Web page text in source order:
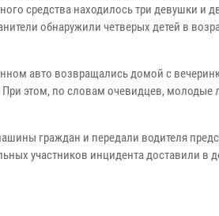
средства находилось три девушки и
обнаружили четверых детей в
авто возвращались домой с
этом, по словам очевидцев, молодые
граждан и передали водителя
участников инцидента доставили в